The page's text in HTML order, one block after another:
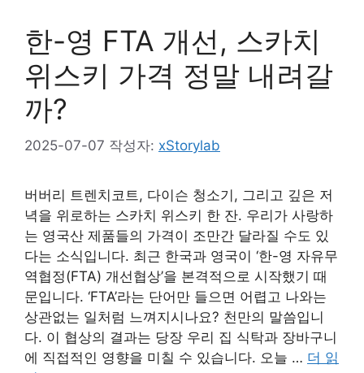
한-영 FTA 개선, 스카치
위스키 가격 정말 내려갈
까?
2025-07-07 작성자: xStorylab
버버리 트렌치코트, 다이슨 청소기, 그리고 깊은 저
녁을 위로하는 스카치 위스키 한 잔. 우리가 사랑하
는 영국산 제품들의 가격이 조만간 달라질 수도 있
다는 소식입니다. 최근 한국과 영국이 ‘한-영 자유무
역협정(FTA) 개선협상’을 본격적으로 시작했기 때
문입니다. ‘FTA’라는 단어만 들으면 어렵고 나와는
상관없는 일처럼 느껴지시나요? 천만의 말씀입니
다. 이 협상의 결과는 당장 우리 집 식탁과 장바구니
에 직접적인 영향을 미칠 수 있습니다. 오늘 … 더 읽